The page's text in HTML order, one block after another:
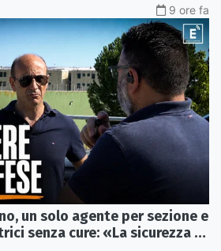
9 ore fa
un solo agente per sezione e
senza cure: «La sicurezza è